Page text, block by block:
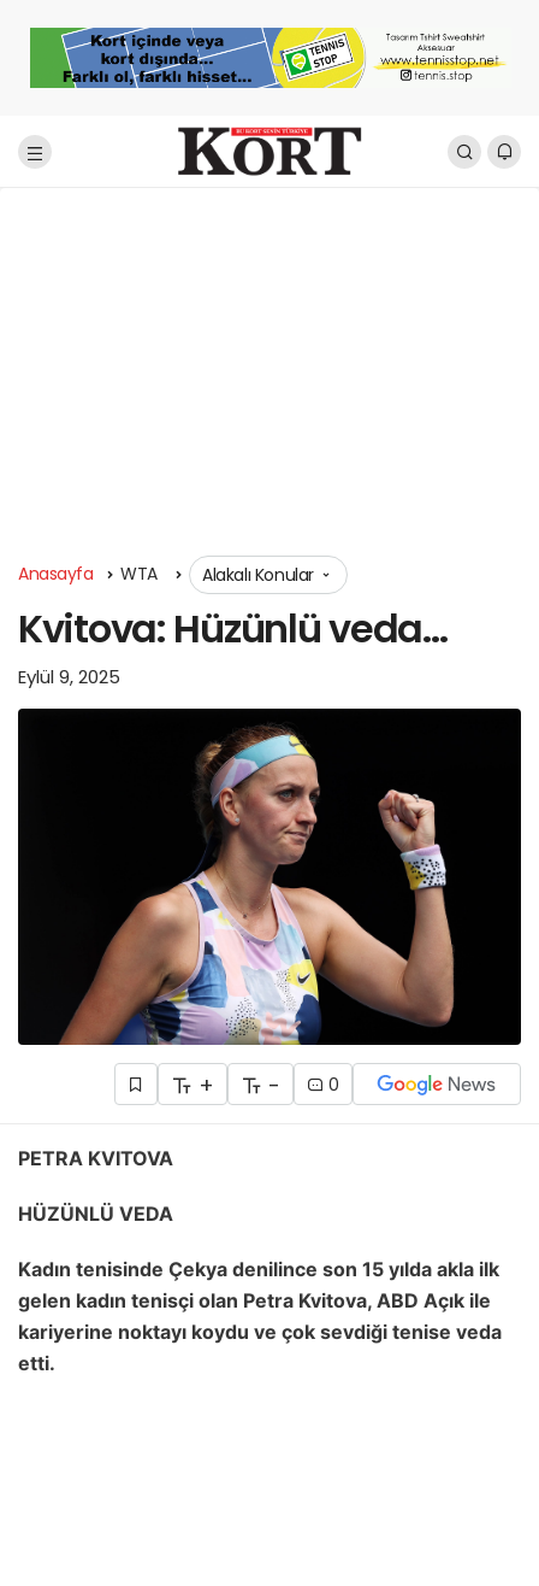
Anasayfa WTA Alakalı Konular
Kvitova: Hüzünlü veda…
Eylül 9, 2025
+ - 0
PETRA KVITOVA
HÜZÜNLÜ VEDA
Kadın tenisinde Çekya denilince son 15 yılda akla ilk
gelen kadın tenisçi olan Petra Kvitova, ABD Açık ile
kariyerine noktayı koydu ve çok sevdiği tenise veda
etti.